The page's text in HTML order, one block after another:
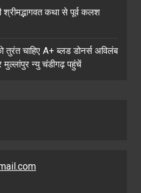
श्रीमद्भागवत कथा से पूर्व कलश
को तुरंत चाहिए A+ ब्लड डोनर्स अविलंब
न्यु चंडीगढ़ पहुंचें